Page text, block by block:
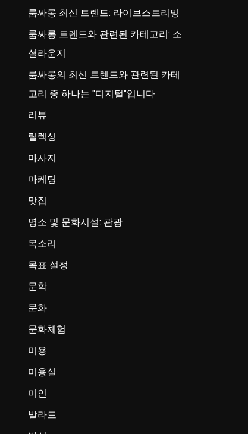
룸싸롱 최신 트렌드: 라이브스트리밍
룸싸롱 트렌드와 관련된 카테고리: 소
셜라운지
룸싸롱의 최신 트렌드와 관련된 카테
고리 중 하나는 "디지털"입니다
리뷰
릴렉싱
마사지
마케팅
맛집
명소 및 문화시설: 관광
목소리
목표 설정
문학
문화
문화체험
미용
미용실
미인
발라드